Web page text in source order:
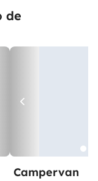
de
Campervan